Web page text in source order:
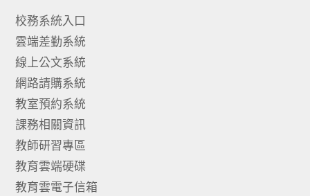
校務系統入口
雲端差勤系統
線上公文系統
網路請購系統
教室預約系統
課務相關資訊
教師研習專區
教育雲端硬碟
教育雲電子信箱